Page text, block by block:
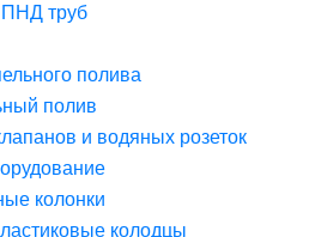
ПНД труб
полива
полив
и водяных розеток
колонки
колодцы